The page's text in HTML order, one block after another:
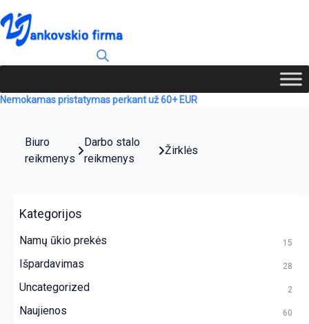
Nemokamas pristatymas perkant už 60+ EUR
Biuro
reikmenys
Darbo stalo
reikmenys
Žirklės
Kategorijos
Namų ūkio prekės 15
Išpardavimas 28
Uncategorized 2
Naujienos 60